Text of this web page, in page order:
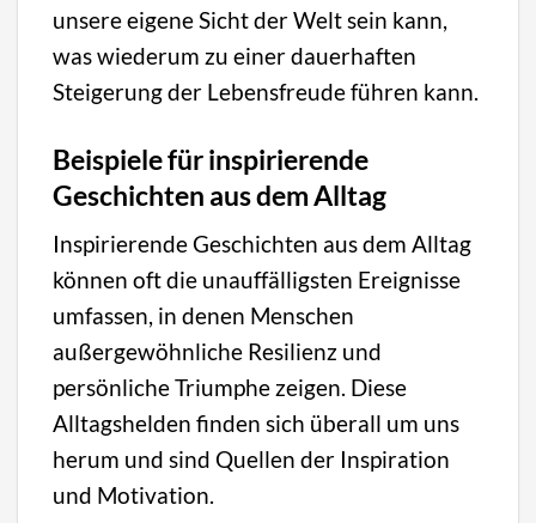
unsere eigene Sicht der Welt sein kann,
was wiederum zu einer dauerhaften
Steigerung der Lebensfreude führen kann.
Beispiele für inspirierende
Geschichten aus dem Alltag
Inspirierende Geschichten aus dem Alltag
können oft die unauffälligsten Ereignisse
umfassen, in denen Menschen
außergewöhnliche Resilienz und
persönliche Triumphe zeigen. Diese
Alltagshelden finden sich überall um uns
herum und sind Quellen der Inspiration
und Motivation.